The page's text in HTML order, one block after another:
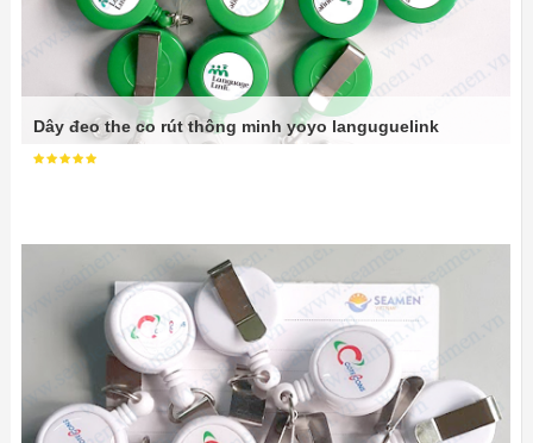
Dây đeo the co rút thông minh yoyo languguelink